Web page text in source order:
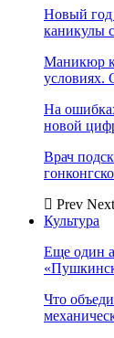
Новый год
каникулы
Маникюр
условиях.
На
новой
Врач
Prev Next
Культура
Еще один
Что